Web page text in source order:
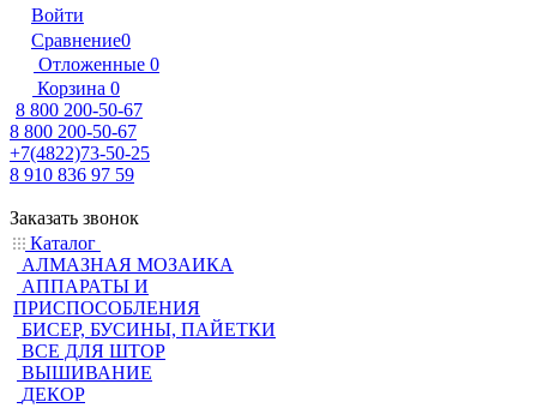
Войти
Сравнение0
Отложенные 0
Корзина 0
8 800 200-50-67
8 800 200-50-67
+7(4822)73-50-25
8 910 836 97 59
Заказать звонок
Каталог
АЛМАЗНАЯ МОЗАИКА
АППАРАТЫ И
ПРИСПОСОБЛЕНИЯ
БИСЕР, БУСИНЫ, ПАЙЕТКИ
ВСЕ ДЛЯ ШТОР
ВЫШИВАНИЕ
ДЕКОР